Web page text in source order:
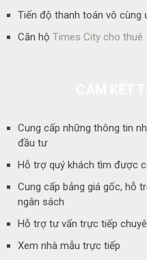
Tiến độ thanh toán vô cùng
Căn hộ Times City cho thuê
Cung cấp những thông tin
đầu tư
Hỗ trợ quý khách tìm được
Cung cấp bảng giá gốc, hỗ
ngân sách
Hỗ trợ tư vấn trực tiếp
Xem nhà mẫu trực tiếp